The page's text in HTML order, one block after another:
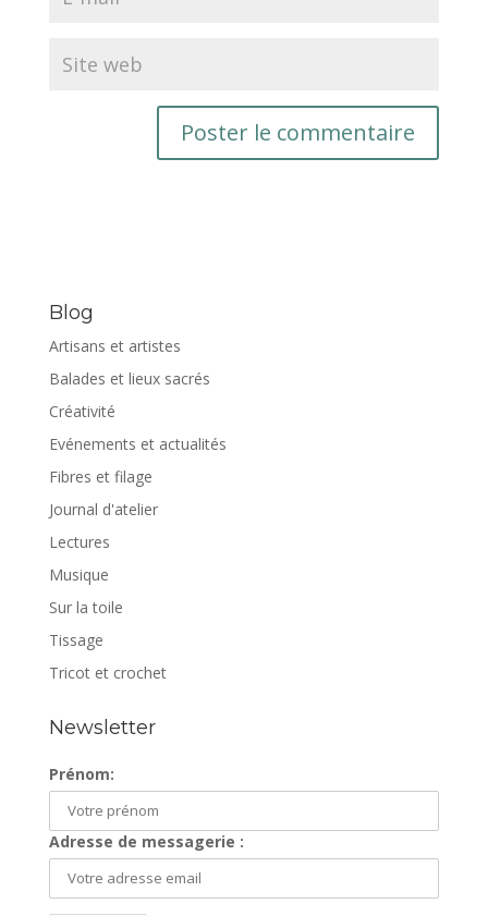
Blog
Artisans et artistes
Balades et lieux sacrés
Créativité
Evénements et actualités
Fibres et filage
Journal d'atelier
Lectures
Musique
Sur la toile
Tissage
Tricot et crochet
Newsletter
Prénom:
Adresse de messagerie :